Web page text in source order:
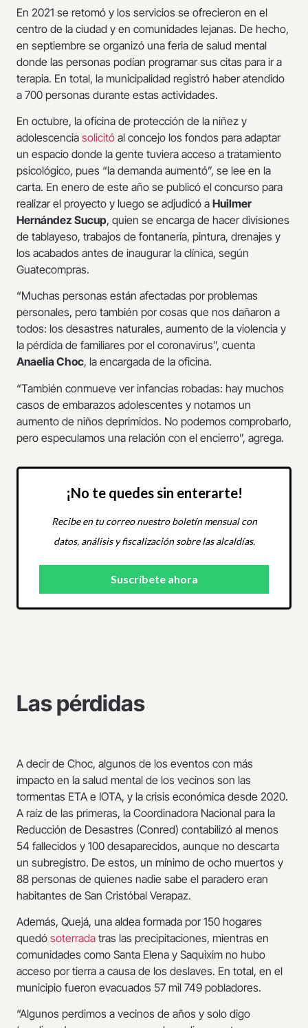
En 2021 se retomó y los servicios se ofrecieron en el
centro de la ciudad y en comunidades lejanas. De hecho,
en septiembre se organizó una feria de salud mental
donde las personas podían programar sus citas para ir a
terapia. En total, la municipalidad registró haber atendido
a 700 personas durante estas actividades.
En octubre, la oficina de protección de la niñez y
adolescencia solicitó al concejo los fondos para adaptar
un espacio donde la gente tuviera acceso a tratamiento
psicológico, pues “la demanda aumentó”, se lee en la
carta. En enero de este año se publicó el concurso para
realizar el proyecto y luego se adjudicó a Huilmer
Hernández Sucup, quien se encarga de hacer divisiones
de tablayeso, trabajos de fontanería, pintura, drenajes y
los acabados antes de inaugurar la clínica, según
Guatecompras.
“Muchas personas están afectadas por problemas
personales, pero también por cosas que nos dañaron a
todos: los desastres naturales, aumento de la violencia y
la pérdida de familiares por el coronavirus”, cuenta
Anaelia Choc, la encargada de la oficina.
“También conmueve ver infancias robadas: hay muchos
casos de embarazos adolescentes y notamos un
aumento de niños deprimidos. No podemos comprobarlo,
pero especulamos una relación con el encierro”, agrega.
¡No te quedes sin enterarte!
Recibe en tu correo nuestro boletín mensual con
datos, análisis y fiscalización sobre las alcaldías.
Las pérdidas
A decir de Choc, algunos de los eventos con más
impacto en la salud mental de los vecinos son las
tormentas ETA e IOTA, y la crisis económica desde 2020.
A raíz de las primeras, la Coordinadora Nacional para la
Reducción de Desastres (Conred) contabilizó al menos
54 fallecidos y 100 desaparecidos, aunque no descarta
un subregistro. De estos, un mínimo de ocho muertos y
88 personas de quienes nadie sabe el paradero eran
habitantes de San Cristóbal Verapaz.
Además, Quejá, una aldea formada por 150 hogares
quedó soterrada tras las precipitaciones, mientras en
comunidades como Santa Elena y Saquixim no hubo
acceso por tierra a causa de los deslaves. En total, en el
municipio fueron evacuados 57 mil 749 pobladores.
“Algunos perdimos a vecinos de años y solo digo